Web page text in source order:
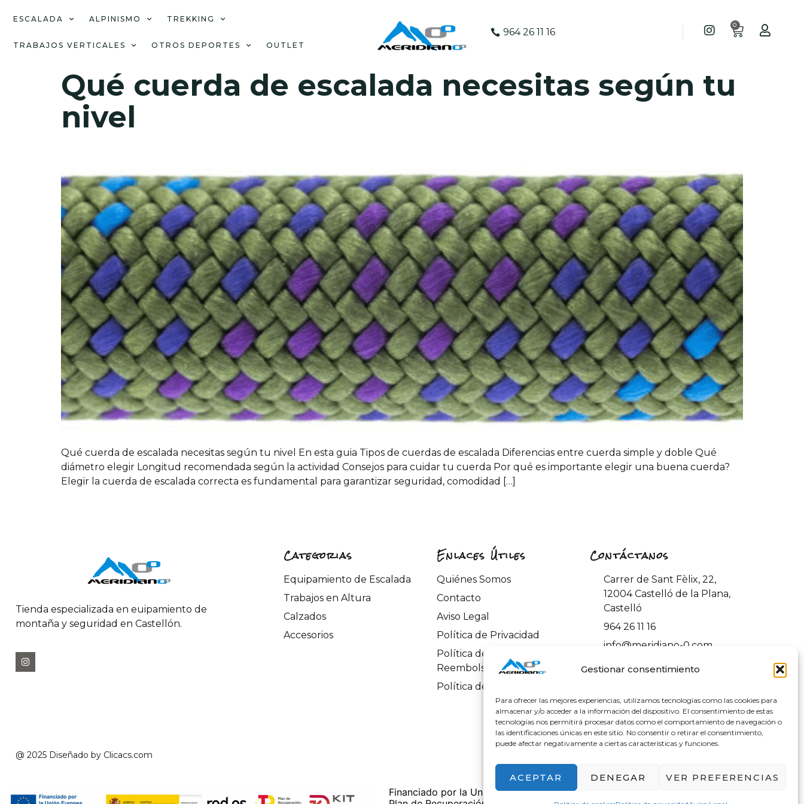
Gestionar consentimiento
Para ofrecer las mejores experiencias, utilizamos tecnologías como las cookies para
almacenar y/o acceder a la información del dispositivo. El consentimiento de estas
tecnologías nos permitirá procesar datos como el comportamiento de navegación o
las identificaciones únicas en este sitio. No consentir o retirar el consentimiento,
puede afectar negativamente a ciertas características y funciones.
ACEPTAR DENEGAR VER PREFERENCIAS
ESCALADA ALPINISMO TREKKING
TRABAJOS VERTICALES OTROS DEPORTES OUTLET
964 26 11 16
0
Qué cuerda de escalada necesitas según tu
nivel
Qué cuerda de escalada necesitas según tu nivel En esta guia Tipos de cuerdas de escalada Diferencias entre cuerda simple y doble Qué
diámetro elegir Longitud recomendada según la actividad Consejos para cuidar tu cuerda Por qué es importante elegir una buena cuerda?
Elegir la cuerda de escalada correcta es fundamental para garantizar seguridad, comodidad […]
Tienda especializada en euipamiento de
montaña y seguridad en Castellón.
Categorias
Equipamiento de Escalada
Trabajos en Altura
Calzados
Accesorios
Enlaces Útiles
Quiénes Somos
Contacto
Aviso Legal
Política de Privacidad
Política de Devoluciones y
Reembolsos
Política de Cookies
Contáctanos
Carrer de Sant Fèlix, 22,
12004 Castelló de la Plana,
Castelló
964 26 11 16
info@meridiano-0.com
@ 2025 Diseñado by Clicacs.com
Financiado por la Unión Europea – NextGenerationEU en el Programa KIT Digital.